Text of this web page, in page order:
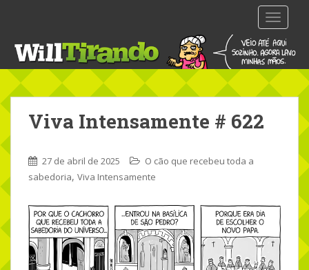
t
m
n
o
e
Viva Intensamente # 622
27 de abril de 2025
O cão que recebeu toda a
sabedoria, Viva Intensamente